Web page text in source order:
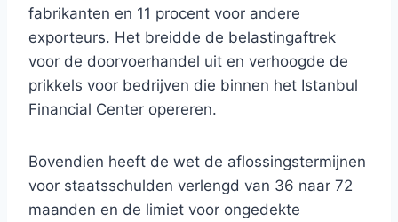
fabrikanten en 11 procent voor andere
exporteurs. Het breidde de belastingaftrek
voor de doorvoerhandel uit en verhoogde de
prikkels voor bedrijven die binnen het Istanbul
Financial Center opereren.
Bovendien heeft de wet de aflossingstermijnen
voor staatsschulden verlengd van 36 naar 72
maanden en de limiet voor ongedekte